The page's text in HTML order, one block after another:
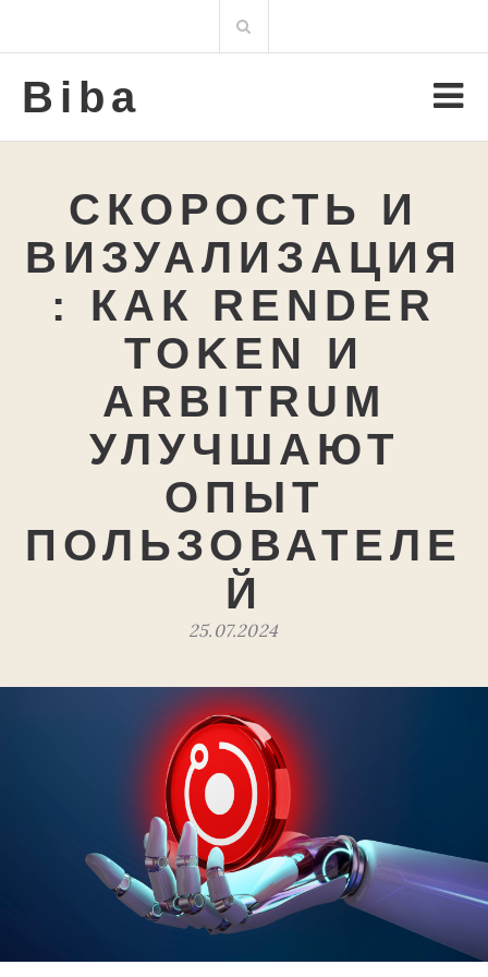
для:
Biba
СКОРОСТЬ И
ВИЗУАЛИЗАЦИЯ
: КАК RENDER
TOKEN И
ARBITRUM
УЛУЧШАЮТ
ОПЫТ
ПОЛЬЗОВАТЕЛЕ
Й
25.07.2024